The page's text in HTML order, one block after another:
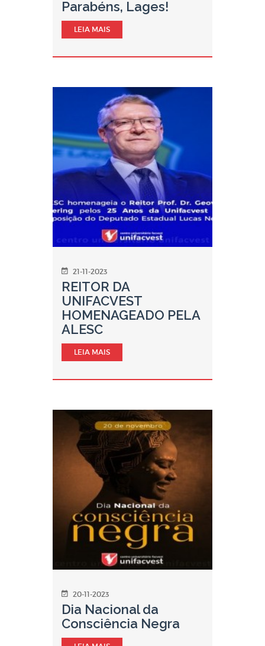
Parabéns, Lages!
LEIA MAIS
21-11-2023
REITOR DA
UNIFACVEST
HOMENAGEADO PELA
ALESC
LEIA MAIS
20-11-2023
Dia Nacional da
Consciência Negra